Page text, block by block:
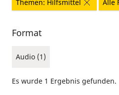
Themen: Hilfsmittel
Alle
Format
Audio (1)
Es wurde 1 Ergebnis gefunden.